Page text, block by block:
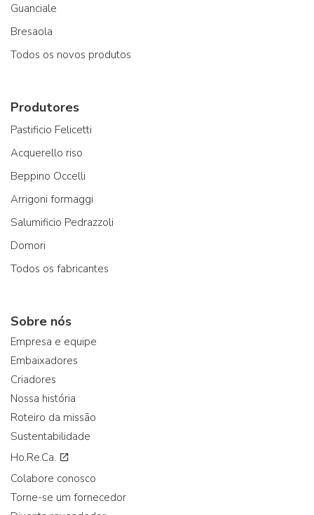
Guanciale
Bresaola
Todos os novos produtos
Produtores
Pastificio Felicetti
Acquerello riso
Beppino Occelli
Arrigoni formaggi
Salumificio Pedrazzoli
Domori
Todos os fabricantes
Sobre nós
Empresa e equipe
Embaixadores
Criadores
Nossa história
Roteiro da missão
Sustentabilidade
Ho.Re.Ca.
Colabore conosco
Torne-se um fornecedor